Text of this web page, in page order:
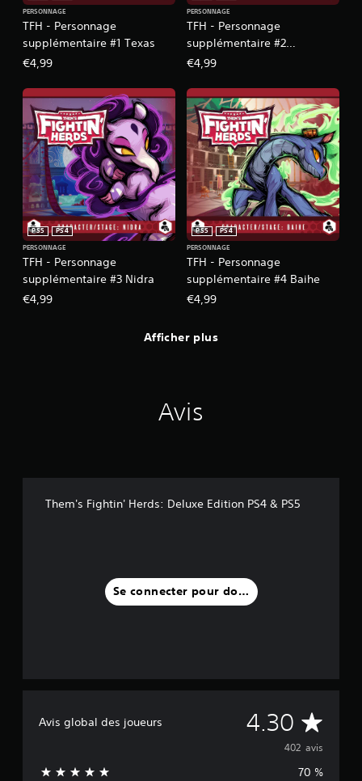
TFH - Personnage
supplémentaire #1 Texas
PERSONNAGE
€4,99
TFH - Personnage
supplémentaire #2
Stronghoof
PERSONNAGE
€4,99
TFH - Personnage
supplémentaire #3 Nidra
PS5
PS4
PERSONNAGE
€4,99
TFH - Personnage
supplémentaire #4 Baihe
PS5
PS4
PERSONNAGE
€4,99
Afficher plus
Avis
Them's Fightin' Herds: Deluxe Edition PS4 & PS5
Se connecter pour donner un avis
Avis global des joueurs 4.30 M
o
402 avis
70 %